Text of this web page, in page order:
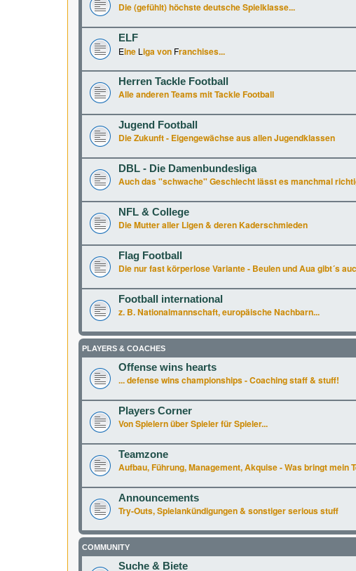
Die (gefühlt) höchste deutsche Spielklasse...
ELF
Eine L iga von Franchises...
Herren Tackle Football
Alle anderen Teams mit Tackle Football
Jugend Football
Die Zukunft - Eigengewächse aus allen Jugendklassen
DBL - Die Damenbundesliga
Auch das "schwache" Geschlecht lässt es manchmal
NFL & College
Die Mutter aller Ligen & deren Kaderschmieden
Flag Football
Die nur fast körperlose Variante - Beulen und Aua gibt´s
Football international
z. B. Nationalmannschaft, europäische Nachbarn...
PLAYERS & COACHES
Offense wins hearts
... defense wins championships - Coaching staff & stuff!
Players Corner
Von Spielern über Spieler für Spieler...
Teamzone
Aufbau, Führung, Management, Akquise - Was bringt mein
Announcements
Try-Outs, Spielankündigungen & sonstiger serious stuff
COMMUNITY
Suche & Biete